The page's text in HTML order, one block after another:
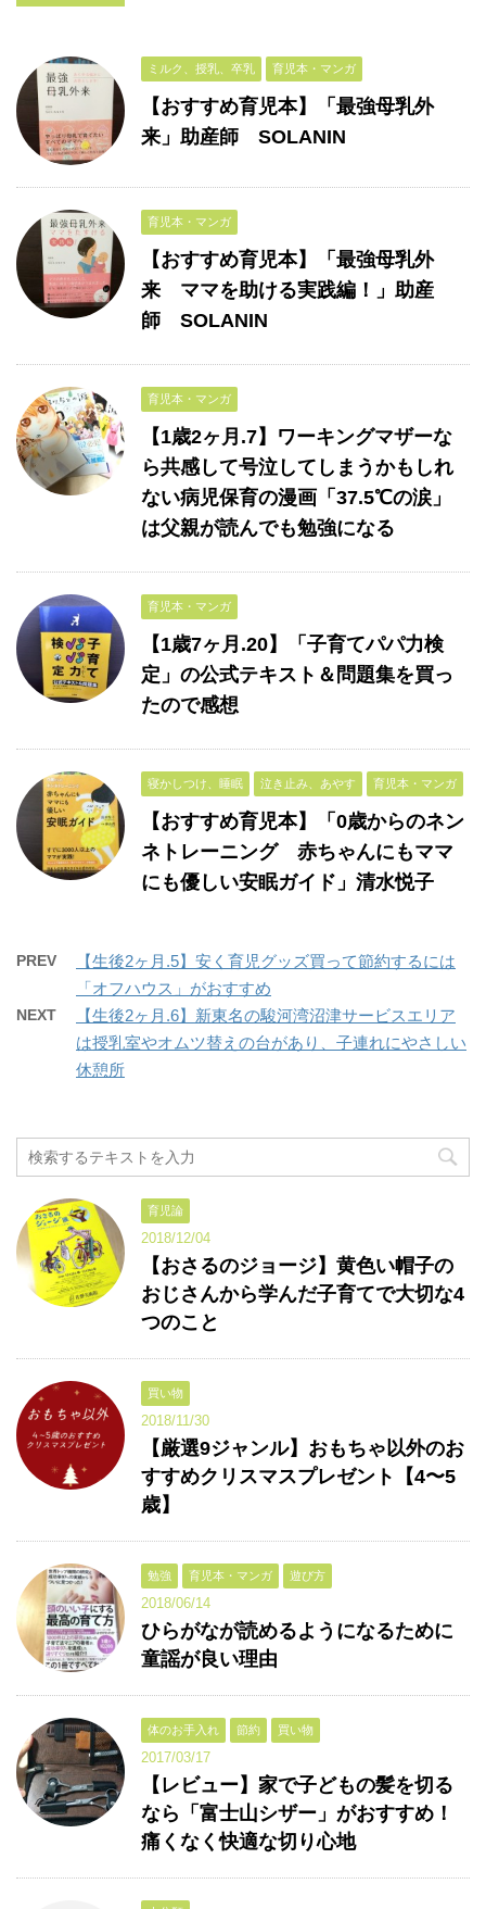
ミルク、授乳、卒乳 育児本・マンガ
【おすすめ育児本】「最強母乳外
来」助産師 SOLANIN
育児本・マンガ
【おすすめ育児本】「最強母乳外
来 ママを助ける実践編！」助産
師 SOLANIN
育児本・マンガ
【1歳2ヶ月.7】ワーキングマザーな
ら共感して号泣してしまうかもしれ
ない病児保育の漫画「37.5℃の涙」
は父親が読んでも勉強になる
育児本・マンガ
【1歳7ヶ月.20】「子育てパパ力検
定」の公式テキスト＆問題集を買っ
たので感想
寝かしつけ、睡眠 泣き止み、あやす 育児本・マンガ
【おすすめ育児本】「0歳からのネン
ネトレーニング 赤ちゃんにもママ
にも優しい安眠ガイド」清水悦子
PREV
【生後2ヶ月.5】安く育児グッズ買って節約するには
「オフハウス」がおすすめ
NEXT
【生後2ヶ月.6】新東名の駿河湾沼津サービスエリア
は授乳室やオムツ替えの台があり、子連れにやさしい
休憩所
育児論
2018/12/04
【おさるのジョージ】黄色い帽子の
おじさんから学んだ子育てで大切な4
つのこと
買い物
2018/11/30
【厳選9ジャンル】おもちゃ以外のお
すすめクリスマスプレゼント【4〜5
歳】
勉強 育児本・マンガ 遊び方
2018/06/14
ひらがなが読めるようになるために
童謡が良い理由
体のお手入れ 節約 買い物
2017/03/17
【レビュー】家で子どもの髪を切る
なら「富士山シザー」がおすすめ！
痛くなく快適な切り心地